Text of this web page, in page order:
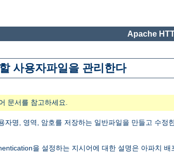
Apache
사용자파일을 관리한다
문서를 참고하세요.
명, 영역, 암호를 저장하는 일반파일을 만들고 수정
을 설정하는 지시어에 대한 설명은 아파치 배